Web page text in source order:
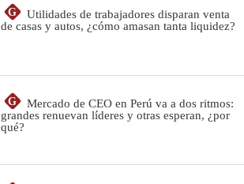
G
Utilidades de trabajadores disparan venta
de casas y autos, ¿cómo amasan tanta liquidez?
G
Mercado de CEO en Perú va a dos ritmos:
grandes renuevan líderes y otras esperan, ¿por
qué?